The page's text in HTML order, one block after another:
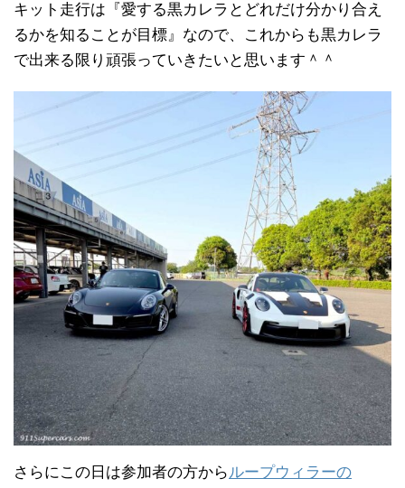
キット走行は『愛する黒カレラとどれだけ分かり合え
るかを知ることが目標』なので、これからも黒カレラ
で出来る限り頑張っていきたいと思います＾＾
さらにこの日は参加者の方からループウィラーの